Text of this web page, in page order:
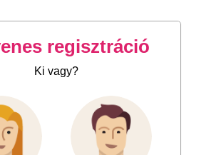
regisztráció
Ki vagy?